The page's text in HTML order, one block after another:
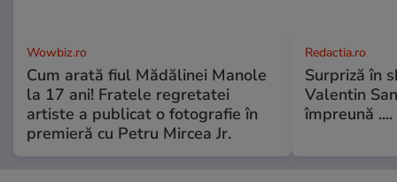
Wowbiz.ro
Cum arată fiul Mădălinei Manole
la 17 ani! Fratele regretatei
artiste a publicat o fotografie în
premieră cu Petru Mircea Jr.
Redactia.ro
Surpriză în
Valentin
împreună ....